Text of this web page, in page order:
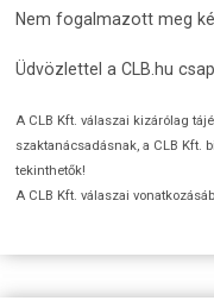
Nem fogalmazott meg
Üdvözlettel a CLB.hu
A CLB Kft. válaszai kizárólag
szaktanácsadásnak, a CLB Kft.
tekinthetők!
A CLB Kft. válaszai